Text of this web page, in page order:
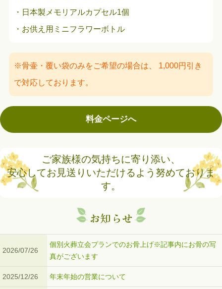
・日本製メモリアルカプセル1個
・お供え用ミニフラワーボトル
※骨壷・覆い袋のみをご希望の場合は、 1,000円引き
で対応しております。
料金ページへ
ご家族様の気持ちに寄り添い、
安心してお見送りいただけるよう努めておりま
す。
お知らせ
2026/07/26
個別火葬立会プランでのお骨上げ※記事内にお骨の写
真がございます
2025/12/26 年末年始の営業について